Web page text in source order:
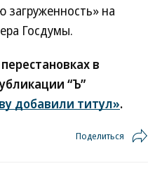
загруженность» на
Госдумы.
в
“Ъ”
добавили титул».
Поделиться